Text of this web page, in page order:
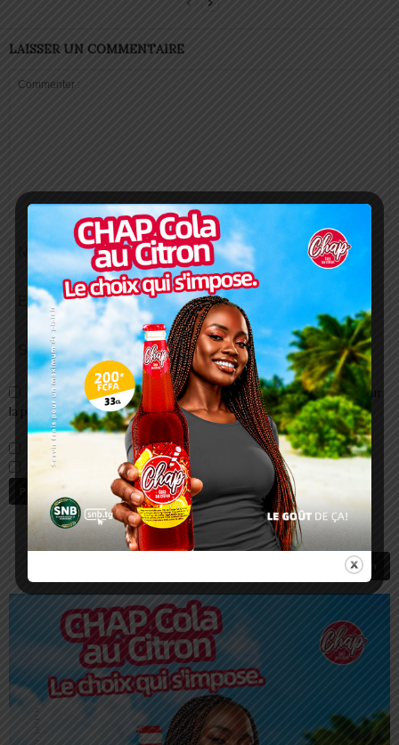
LAISSER UN COMMENTAIRE
Enregistrer mon nom, email et site web dans ce navigateur pour
la prochaine fois que je commenterai.
Prévenez-moi de tous les nouveaux commentaires par e-mail.
Prévenez-moi de tous les nouveaux articles par e-mail.